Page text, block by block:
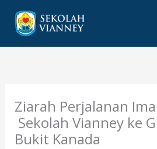
konten
Ziarah Perjalanan
Sekolah Vianney ke
Bukit Kanada